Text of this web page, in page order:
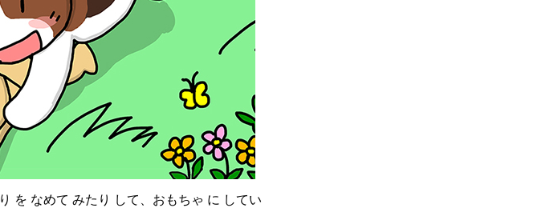
を なめて みたり して、おもちゃ に してい